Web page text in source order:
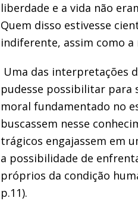
liberdade e a vida não
Quem disso estivesse
indiferente, assim como a
Uma das interpretações
pudesse possibilitar para
moral fundamentado no
buscassem nesse
trágicos engajassem em
a possibilidade de
próprios da condição
p.11).